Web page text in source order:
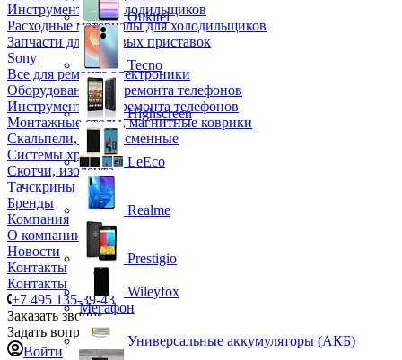
Инструмент для холодильщиков
Расходные материалы для холодильщиков
Запчасти для игровых приставок
Sony
Все для ремонта электроники
Оборудование для ремонта телефонов
Инструменты для ремонта телефонов
Монтажные столы, магнитные коврики
Скальпели, лезвия сменные
Системы хранения
Скотчи, изолента
Тачскрины
Бренды
Компания
О компании
Новости
Контакты
Контакты
+7 495 135-39-43
Заказать звонок
Задать вопрос
Войти
Oukitel
Tecno
Highscreen
LeEco
Realme
Prestigio
Wileyfox
Мегафон
Универсальные аккумуляторы (АКБ)